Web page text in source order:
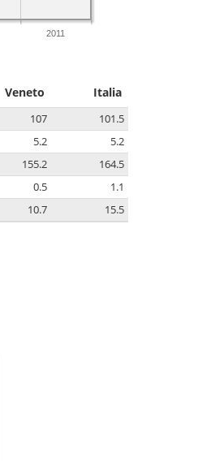
2011
Veneto Italia
107
101.5
5.2
5.2
155.2
164.5
0.5
1.1
10.7 15.5